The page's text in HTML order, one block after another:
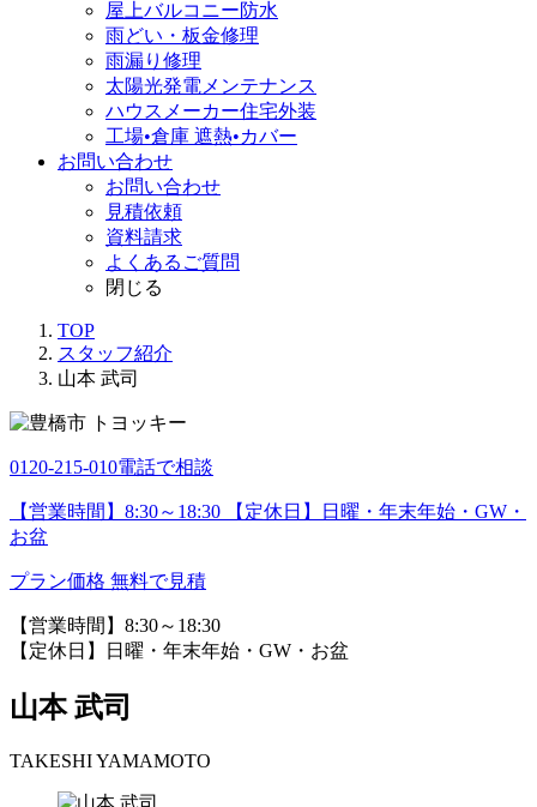
屋上バルコニー防水
雨どい・板金修理
雨漏り修理
太陽光発電メンテナンス
ハウスメーカー住宅外装
工場•倉庫 遮熱•カバー
お問い合わせ
お問い合わせ
見積依頼
資料請求
よくあるご質問
閉じる
TOP
スタッフ紹介
山本 武司
0120-215-010電話で相談
【営業時間】8:30～18:30 【定休日】日曜・年末年始・GW・
お盆
プラン価格 無料で見積
【営業時間】8:30～18:30
【定休日】日曜・年末年始・GW・お盆
山本 武司
TAKESHI YAMAMOTO